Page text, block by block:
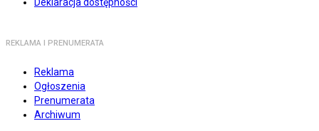
REKLAMA I PRENUMERATA
Reklama
Ogłoszenia
Prenumerata
Archiwum